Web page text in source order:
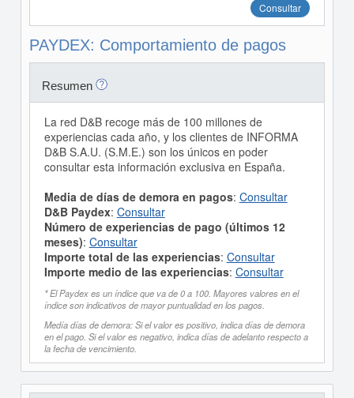
Consultar
PAYDEX: Comportamiento de pagos
Resumen
La red D&B recoge más de 100 millones de
experiencias cada año, y los clientes de INFORMA
D&B S.A.U. (S.M.E.) son los únicos en poder
consultar esta información exclusiva en España.
Media de días de demora en pagos: Consultar
D&B Paydex: Consultar
Número de experiencias de pago (últimos 12
meses): Consultar
Importe total de las experiencias: Consultar
Importe medio de las experiencias: Consultar
* El Paydex es un índice que va de 0 a 100. Mayores valores en el
índice son indicativos de mayor puntualidad en los pagos.
Medía días de demora: Si el valor es positivo, indica días de demora
en el pago. Si el valor es negativo, indica días de adelanto respecto a
la fecha de vencimiento.